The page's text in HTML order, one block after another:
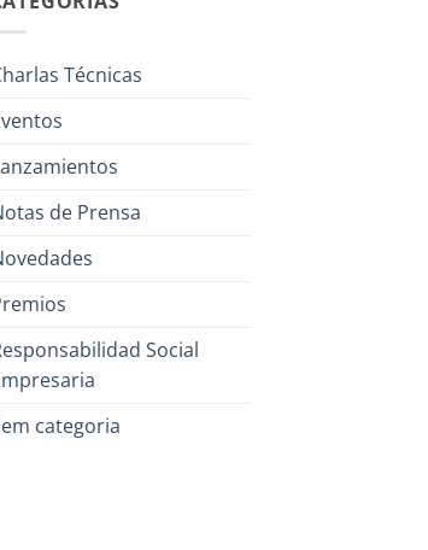
Técnicas
de Prensa
Social
categoria